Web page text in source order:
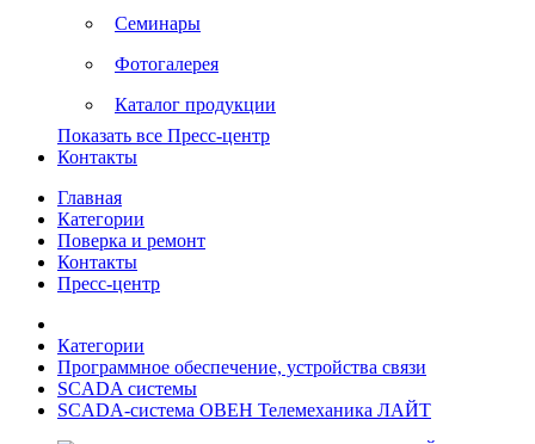
Семинары
Фотогалерея
Каталог продукции
Показать все Пресс-центр
Контакты
Главная
Категории
Поверка и ремонт
Контакты
Пресс-центр
Категории
Программное обеспечение, устройства связи
SCADA системы
SCADA-система ОВЕН Телемеханика ЛАЙТ